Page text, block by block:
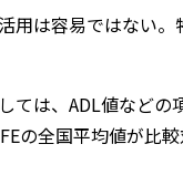
用は容易ではない
ては、ADL値など
の全国平均値が比較